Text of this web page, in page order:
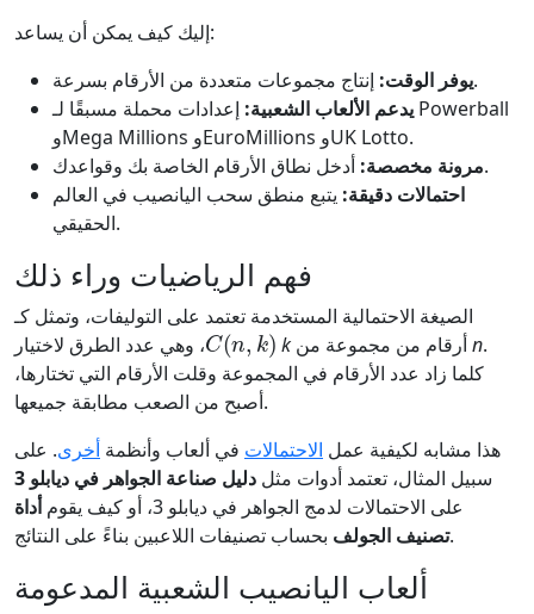
إليك كيف يمكن أن يساعد:
يوفر الوقت:إنتاج مجموعات متعددة من الأرقام بسرعة.
يدعم الألعاب الشعبية: إعدادات محملة مسبقًا لـ Powerball
وMega Millions وEuroMillions وUK Lotto.
مرونة مخصصة:أدخل نطاق الأرقام الخاصة بك وقواعدك.
احتمالات دقيقة: يتبع منطق سحب اليانصيب في العالم
الحقيقي.
فهم الرياضيات وراء ذلك
الصيغة الاحتمالية المستخدمة تعتمد على التوليفات، وتمثل كـ
C(n, k)
، وهي عدد الطرق لاختيارk أرقام من مجموعة منn.
كلما زاد عدد الأرقام في المجموعة وقلت الأرقام التي تختارها،
أصبح من الصعب مطابقة جميعها.
هذا مشابه لكيفية عمل الاحتمالات في ألعاب وأنظمة أخرى. على
سبيل المثال، تعتمد أدوات مثل دليل صناعة الجواهر في ديابلو 3
على الاحتمالات لدمج الجواهر في ديابلو 3، أو كيف يقوم
أداة
تصنيف الجولفبحساب تصنيفات اللاعبين بناءً على النتائج.
ألعاب اليانصيب الشعبية المدعومة